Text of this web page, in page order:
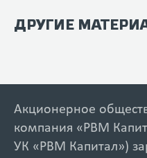
ДРУГИЕ
Акционерное
компания «РВМ
УК «РВМ Капитал»)